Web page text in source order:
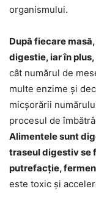
organismului.
După fiecare
digestie, iar în
cât numărul de
multe enzime și
micșorării
procesul de
Alimentele sunt
traseul digestiv se
putrefacție,
este toxic și